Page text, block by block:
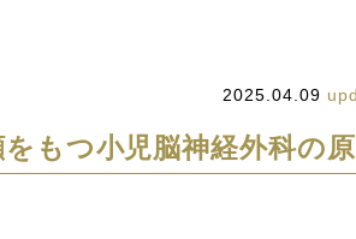
2025.04.09
もつ小児脳神経外科の